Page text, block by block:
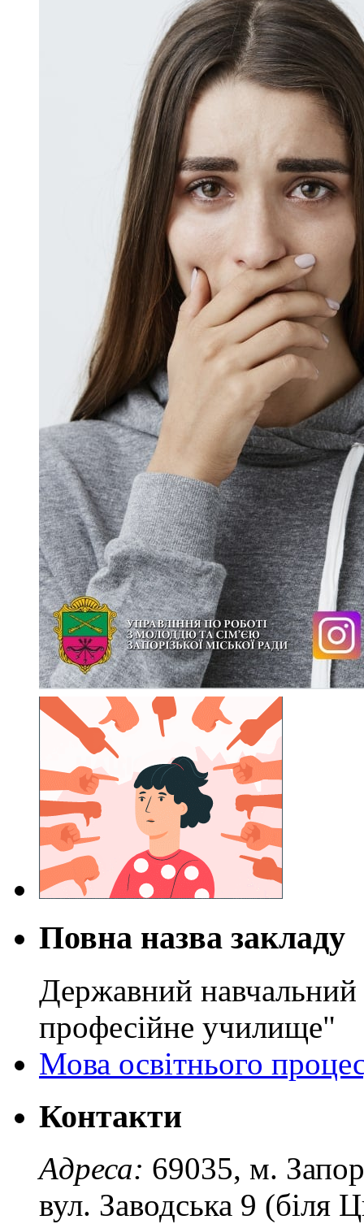
Повна назва закладу
Державний навчальний
професійне училище"
Мова освітнього
Контакти
Адреса: 69035, м.
вул. Заводська 9 (біля